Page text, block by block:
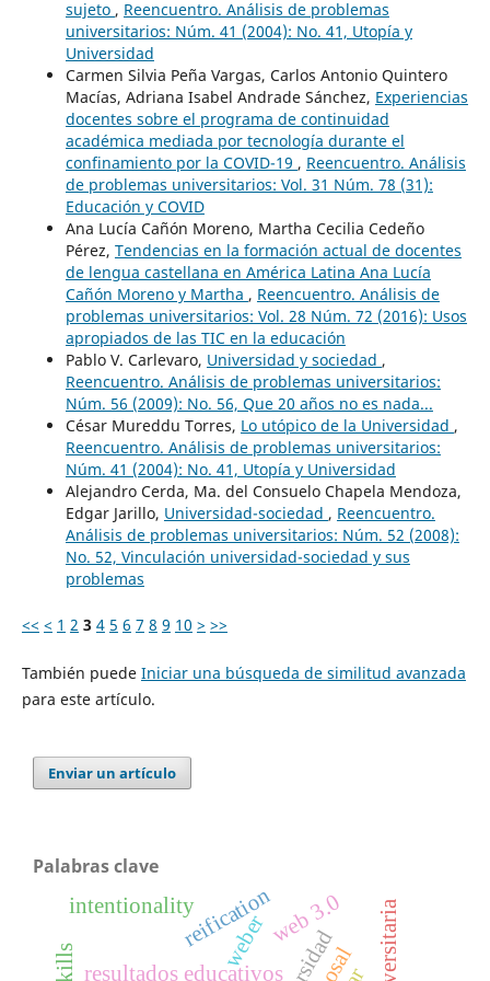
sujeto , Reencuentro. Análisis de problemas
universitarios: Núm. 41 (2004): No. 41, Utopía y
Universidad
Carmen Silvia Peña Vargas, Carlos Antonio Quintero
Macías, Adriana Isabel Andrade Sánchez, Experiencias
docentes sobre el programa de continuidad
académica mediada por tecnología durante el
confinamiento por la COVID-19 , Reencuentro. Análisis
de problemas universitarios: Vol. 31 Núm. 78 (31):
Educación y COVID
Ana Lucía Cañón Moreno, Martha Cecilia Cedeño
Pérez, Tendencias en la formación actual de docentes
de lengua castellana en América Latina Ana Lucía
Cañón Moreno y Martha , Reencuentro. Análisis de
problemas universitarios: Vol. 28 Núm. 72 (2016): Usos
apropiados de las TIC en la educación
Pablo V. Carlevaro, Universidad y sociedad ,
Reencuentro. Análisis de problemas universitarios:
Núm. 56 (2009): No. 56, Que 20 años no es nada...
César Mureddu Torres, Lo utópico de la Universidad ,
Reencuentro. Análisis de problemas universitarios:
Núm. 41 (2004): No. 41, Utopía y Universidad
Alejandro Cerda, Ma. del Consuelo Chapela Mendoza,
Edgar Jarillo, Universidad-sociedad , Reencuentro.
Análisis de problemas universitarios: Núm. 52 (2008):
No. 52, Vinculación universidad-sociedad y sus
problemas
<< < 1 2 3 4 5 6 7 8 9 10 > >>
También puede Iniciar una búsqueda de similitud avanzada
para este artículo.
Enviar un artículo
Palabras clave
resultados educativos
weber
reificationweb 3.0
intentionality